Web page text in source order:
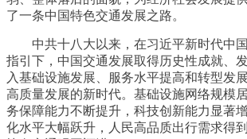
了一条中国特色交通发展之路。
中共十八大以来，在习近平新时代中国
指引下，中国交通发展取得历史性成就、
入基础设施发展、服务水平提高和转型发
高质量发展的新时代。基础设施网络规模
务保障能力不断提升，科技创新能力显著
化水平大幅跃升，人民高品质出行需求得